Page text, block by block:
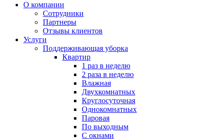
О компании
Сотрудники
Партнеры
Отзывы клиентов
Услуги
Поддерживающая уборка
Квартир
1 раз в неделю
2 раза в неделю
Влажная
Двухкомнатных
Круглосуточная
Однокомнатных
Паровая
По выходным
С окнами